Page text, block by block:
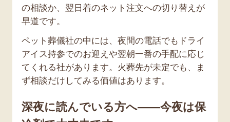
の相談か、翌日着のネット注文への切り替えが
早道です。
ペット葬儀社の中には、夜間の電話でもドライ
アイス持参でのお迎えや翌朝一番の手配に応じ
てくれる社があります。火葬先が未定でも、ま
ず相談だけしてみる価値はあります。
深夜に読んでいる方へ——今夜は保